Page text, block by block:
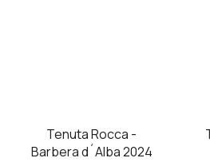
Tenuta Rocca -
Barbera d´Alba 2024